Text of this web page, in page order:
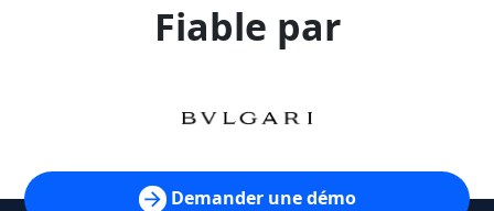
Fiable par
Demander une démo